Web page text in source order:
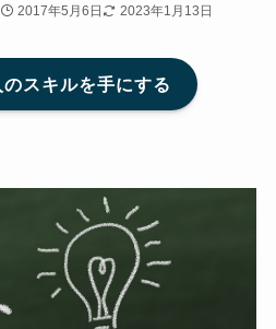
2017年5月6日 2023年1月13日
スキルを手にする